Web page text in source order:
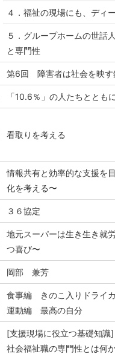
４．福祉の現場にも、ディ
５．グループホームの世話
と専門性
第6回 障害者は社会を映す
「10.6％」の人たちとともに
看取りを考える
情報共有と効率的な支援を
化を考える〜
３６協定
地元スーパーは生き生き就
つ喜び〜
岡部 兼芳
食事編 きのこ入りドライ
運動編 最高の自分
[支援現場に役立つ基礎知識]
社会福祉職の専門性とは何